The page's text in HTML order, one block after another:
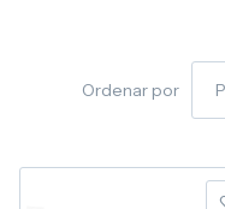
Ordenar por